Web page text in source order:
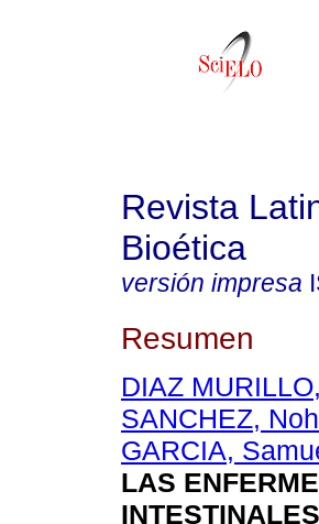
Revista
Bioética
versión impresa
Resumen
DIAZ
SANCHEZ,
GARCIA,
LAS